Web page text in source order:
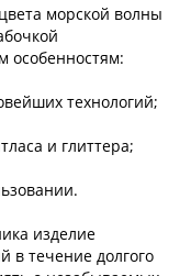
морской волны
особенностям:
технологий;
и глиттера;
изделие
в течение долгого